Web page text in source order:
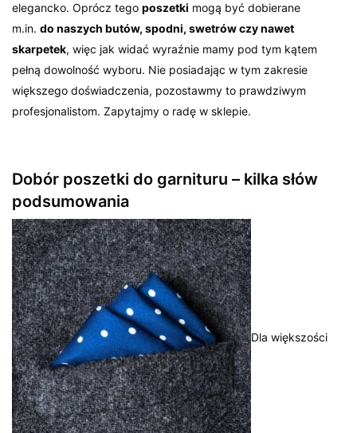
elegancko. Oprócz tegoposzetki mogą być dobierane
m.in.do naszych butów, spodni, swetrów czy nawet
skarpetek, więc jak widać wyraźnie mamy pod tym kątem
pełną dowolność wyboru. Nie posiadając w tym zakresie
większego doświadczenia, pozostawmy to prawdziwym
profesjonalistom. Zapytajmy o radę w sklepie.
Dobór poszetki do garnituru – kilka słów
podsumowania
Dla większości